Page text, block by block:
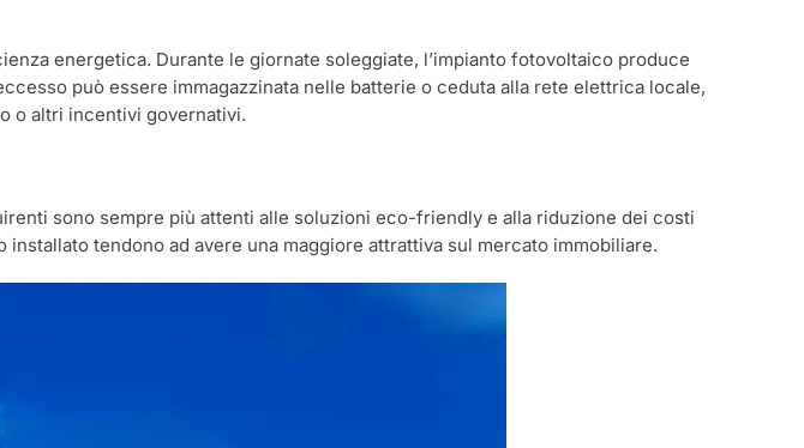
energetica. Durante le giornate soleggiate, l’impianto fotovoltaico produce
può essere immagazzinata nelle batterie o ceduta alla rete elettrica locale,
o altri incentivi governativi.
sono sempre più attenti alle soluzioni eco-friendly e alla riduzione dei costi
tendono ad avere una maggiore attrattiva sul mercato immobiliare.